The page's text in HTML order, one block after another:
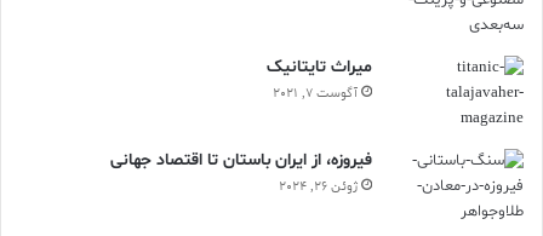
ميراث تايتانيک
آگوست 7, 2021
فیروزه، از ایران باستان تا اقتصاد جهانی
ژوئن 26, 2024